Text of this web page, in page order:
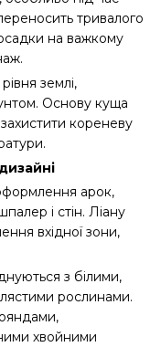
тривалого
на важкому
землі,
Основу куща
кореневу
арок,
і стін. Ліану
вхідної зони,
з білими,
рослинами.
хвойними